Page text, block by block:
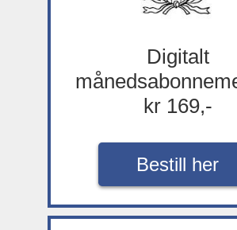
Digitalt
kr 169,-
Bestill her